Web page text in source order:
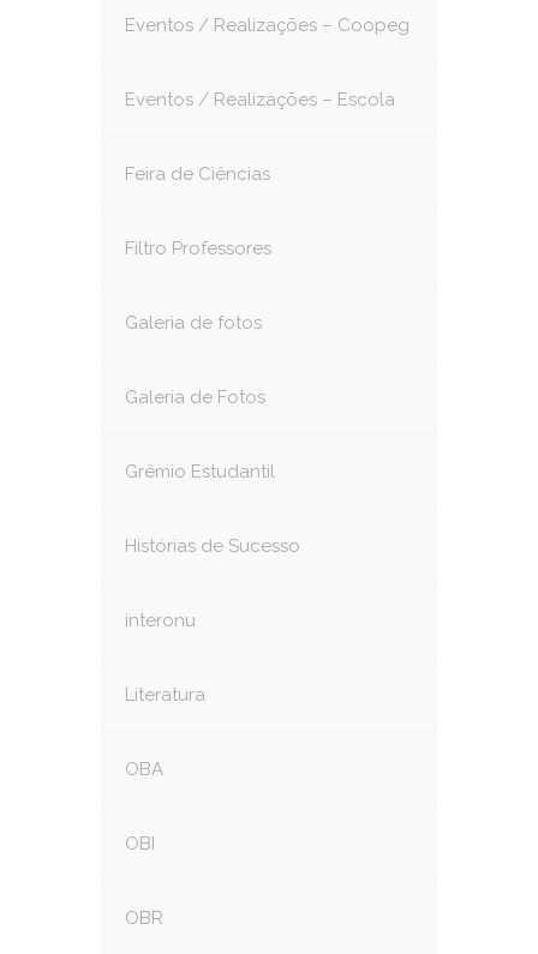
Eventos / Realizações – Coopeg
Eventos / Realizações – Escola
Feira de Ciências
Filtro Professores
Galeria de fotos
Galeria de Fotos
Grêmio Estudantil
Histórias de Sucesso
interonu
Literatura
OBA
OBI
OBR